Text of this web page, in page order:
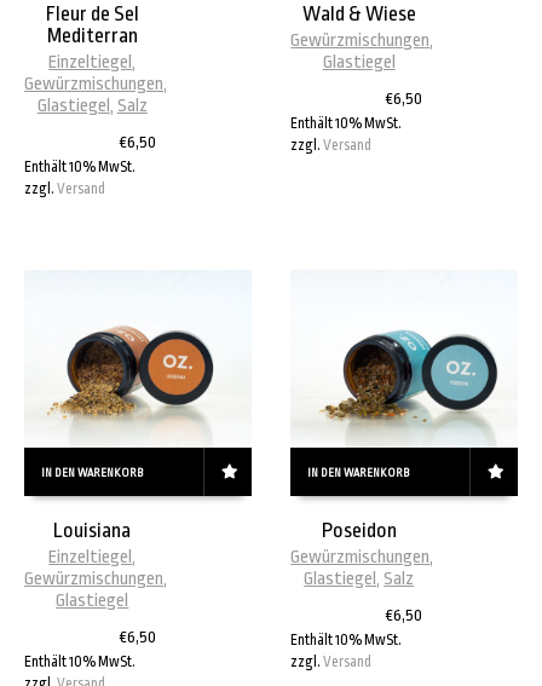
Fleur de Sel
Mediterran
Einzeltiegel ,
Gewürzmischungen,
Glastiegel , Salz
€6,50
Enthält 10% MwSt.
zzgl. Versand
Wald & Wiese
Gewürzmischungen,
Glastiegel
€6,50
Enthält 10% MwSt.
zzgl.Versand
IN DEN WARENKORB
Louisiana
Einzeltiegel ,
Gewürzmischungen,
Glastiegel
€6,50
Enthält 10% MwSt.
IN DEN WARENKORB
Poseidon
Gewürzmischungen,
Glastiegel ,Salz
€6,50
Enthält 10% MwSt.
zzgl.Versand